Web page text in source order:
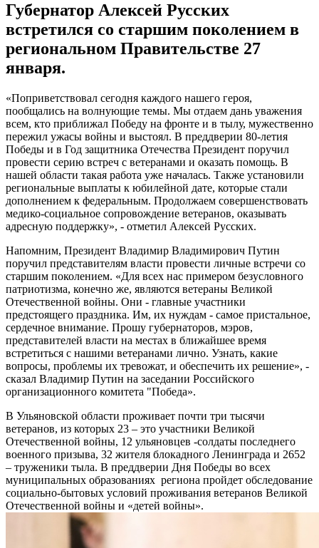
Губернатор Алексей Русских
встретился со старшим поколением в
региональном Правительстве 27
января.
«Поприветствовал сегодня каждого нашего героя,
пообщались на волнующие темы. Мы отдаем дань уважения
всем, кто приближал Победу на фронте и в тылу, мужественно
пережил ужасы войны и выстоял. В преддверии 80-летия
Победы и в Год защитника Отечества Президент поручил
провести серию встреч с ветеранами и оказать помощь. В
нашей области такая работа уже началась. Также установили
региональные выплаты к юбилейной дате, которые стали
дополнением к федеральным. Продолжаем совершенствовать
медико-социальное сопровождение ветеранов, оказывать
адресную поддержку», - отметил Алексей Русских.
Напомним, Президент Владимир Владимирович Путин
поручил представителям власти провести личные встречи со
старшим поколением. «Для всех нас примером безусловного
патриотизма, конечно же, являются ветераны Великой
Отечественной войны. Они - главные участники
предстоящего праздника. Им, их нуждам - самое пристальное,
сердечное внимание. Прошу губернаторов, мэров,
представителей власти на местах в ближайшее время
встретиться с нашими ветеранами лично. Узнать, какие
вопросы, проблемы их тревожат, и обеспечить их решение», -
сказал Владимир Путин на заседании Российского
организационного комитета "Победа».
В Ульяновской области проживает почти три тысячи
ветеранов, из которых 23 – это участники Великой
Отечественной войны, 12 ульяновцев -солдаты последнего
военного призыва, 32 жителя блокадного Ленинграда и 2652
– труженики тыла. В преддверии Дня Победы во всех
муниципальных образованиях региона пройдет обследование
социально-бытовых условий проживания ветеранов Великой
Отечественной войны и «детей войны».